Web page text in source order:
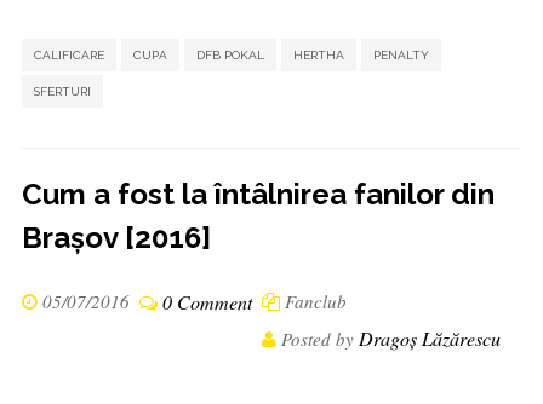
CALIFICARE CUPA DFB POKAL HERTHA PENALTY
SFERTURI
Cum a fost la întâlnirea fanilor din
Brașov [2016]
05/07/2016 0 Comment
Fanclub
Posted by Dragoș Lăzărescu